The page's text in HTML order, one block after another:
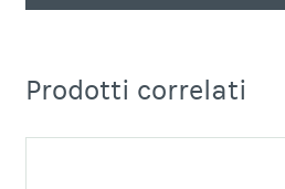
Prodotti correlati